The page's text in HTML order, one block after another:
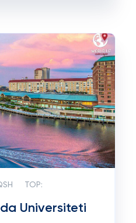
TOP:
Universiteti